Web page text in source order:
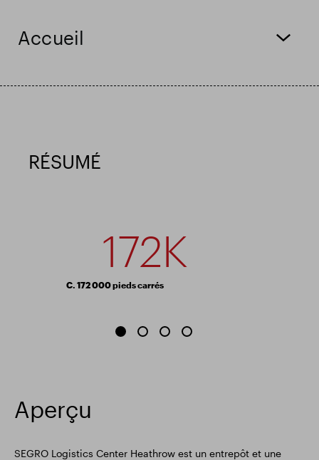
Accueil
RÉSUMÉ
172K
C. 172 000 pieds carrés
Aperçu
SEGRO Logistics Center Heathrow est un entrepôt et une